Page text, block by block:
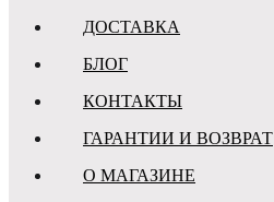
ДОСТАВКА
БЛОГ
КОНТАКТЫ
ГАРАНТИИ И ВОЗВРАТ
О МАГАЗИНЕ